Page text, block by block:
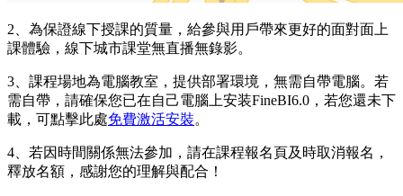
2、為保證線下授課的質量，給參與用戶帶來更好的面對面上
課體驗，線下城市課堂無直播無錄影。
3、課程場地為電腦教室，提供部署環境，無需自帶電腦。若
需自帶，請確保您已在自己電腦上安装FineBI6.0，若您還未下
載，可點擊此處免費激活安裝。
4、若因時間關係無法參加，請在課程報名頁及時取消報名，
釋放名額，感謝您的理解與配合！